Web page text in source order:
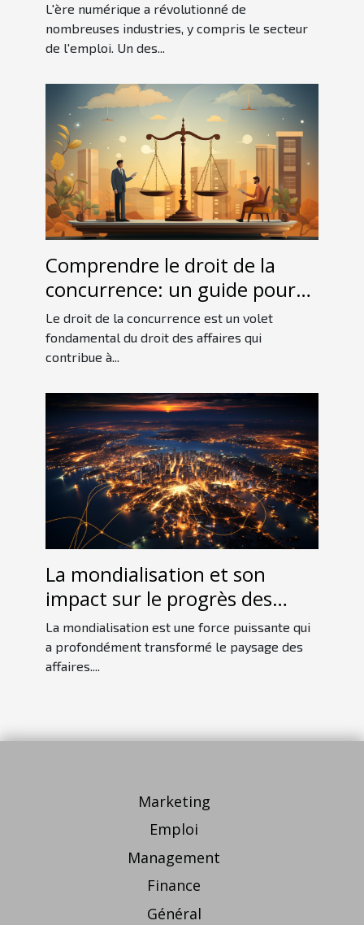
L'ère numérique a révolutionné de
nombreuses industries, y compris le secteur
de l'emploi. Un des...
Comprendre le droit de la
concurrence: un guide pour
les débutants
Le droit de la concurrence est un volet
fondamental du droit des affaires qui
contribue à...
La mondialisation et son
impact sur le progrès des
entreprises
La mondialisation est une force puissante qui
a profondément transformé le paysage des
affaires....
Marketing
Emploi
Management
Finance
Général